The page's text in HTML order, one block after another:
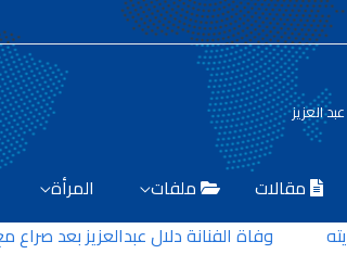
العزيز
مقالات ملفات المرأة
وفاة الفنانة دلال عبدالعزيز بعد صراع مع المرض